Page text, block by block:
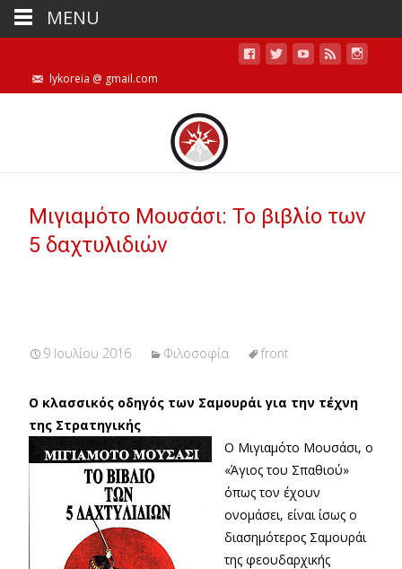
lykoreia @ gmail.com
Μιγιαμότο Μουσάσι: Το βιβλίο των
5 δαχτυλιδιών
9 Ιουλίου 2016 Φιλοσοφία front
Ο κλασσικός οδηγός των Σαμουράι για την τέχνη
της Στρατηγικής
Ο Μιγιαμότο Μουσάσι, ο
«Άγιος του Σπαθιού»
όπως τον έχουν
ονομάσει, είναι ίσως ο
διασημότερος Σαμουράι
της φεουδαρχικής
MENU